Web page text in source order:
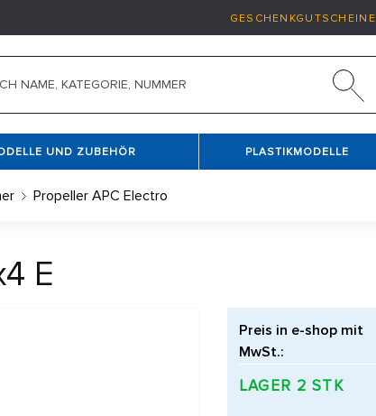
GESCHENKGUTSCHEINE
UND ZUBEHÖR PLASTIKMODELLE
Propeller APC Electro
E
Preis in e-shop mit
MwSt.:
LAGER 2 STK